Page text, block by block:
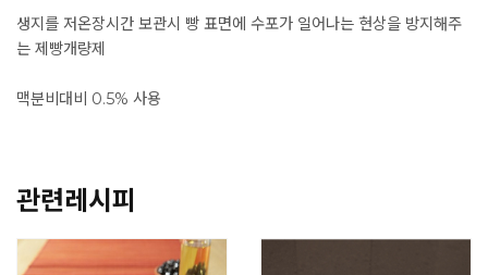
생지를 저온장시간 보관시 빵 표면에 수포가 일어나는 현상을 방지해주
는 제빵개량제
맥분비대비 0.5% 사용
관련레시피